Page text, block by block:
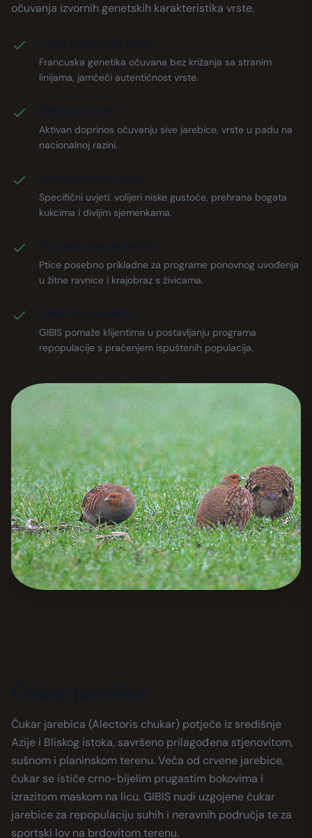
očuvanja izvornih genetskih karakteristika vrste.
Francuska genetika očuvana bez križanja sa stranim
linijama, jamčeći autentičnost vrste.
Aktivan doprinos očuvanju sive jarebice, vrste u padu na
nacionalnoj razini.
Specifični uvjeti: volijeri niske gustoće, prehrana bogata
kukcima i divljim sjemenkama.
Ptice posebno prikladne za programe ponovnog uvođenja
u žitne ravnice i krajobraz s živicama.
GIBIS pomaže klijentima u postavljanju programa
repopulacije s praćenjem ispuštenih populacija.
Čukar jarebica (Alectoris chukar) potječe iz središnje
Azije i Bliskog istoka, savršeno prilagođena stjenovitom,
sušnom i planinskom terenu. Veća od crvene jarebice,
čukar se ističe crno-bijelim prugastim bokovima i
izrazitom maskom na licu. GIBIS nudi uzgojene čukar
jarebice za repopulaciju suhih i neravnih područja te za
sportski lov na brdovitom terenu.